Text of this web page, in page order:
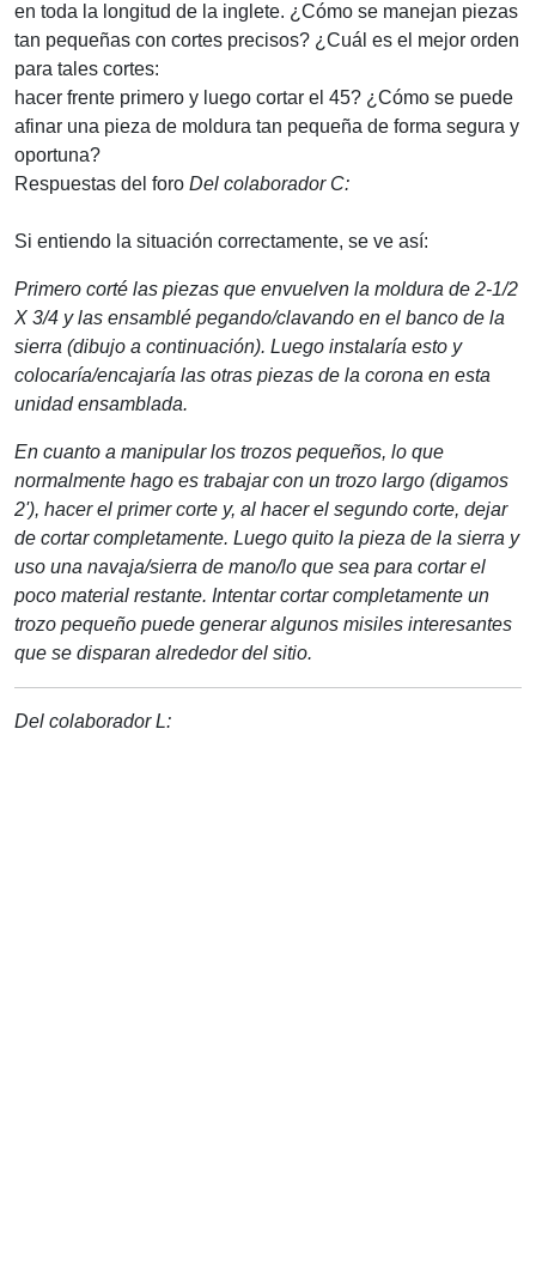
en toda la longitud de la inglete. ¿Cómo se manejan piezas
tan pequeñas con cortes precisos? ¿Cuál es el mejor orden
para tales cortes:
hacer frente primero y luego cortar el 45? ¿Cómo se puede
afinar una pieza de moldura tan pequeña de forma segura y
oportuna?
Respuestas del foro Del colaborador C:
Si entiendo la situación correctamente, se ve así:
Primero corté las piezas que envuelven la moldura de 2-1/2
X 3/4 y las ensamblé pegando/clavando en el banco de la
sierra (dibujo a continuación). Luego instalaría esto y
colocaría/encajaría las otras piezas de la corona en esta
unidad ensamblada.
En cuanto a manipular los trozos pequeños, lo que
normalmente hago es trabajar con un trozo largo (digamos
2'), hacer el primer corte y, al hacer el segundo corte, dejar
de cortar completamente. Luego quito la pieza de la sierra y
uso una navaja/sierra de mano/lo que sea para cortar el
poco material restante. Intentar cortar completamente un
trozo pequeño puede generar algunos misiles interesantes
que se disparan alrededor del sitio.
Del colaborador L: